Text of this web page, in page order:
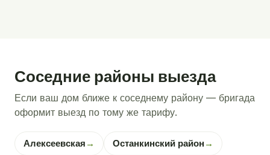
Соседние районы выезда
Если ваш дом ближе к соседнему району — бригада
оформит выезд по тому же тарифу.
Алексеевская → Останкинский район →